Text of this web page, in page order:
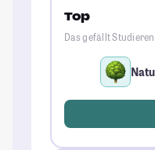
Top
Das gefällt